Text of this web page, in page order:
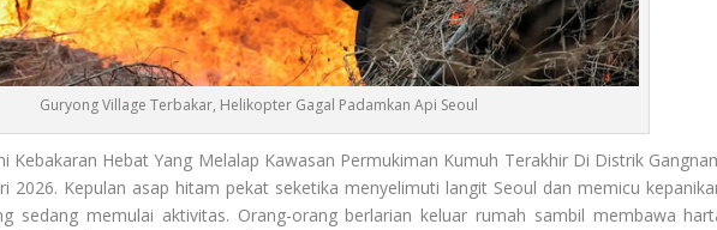
Guryong Village Terbakar, Helikopter Gagal Padamkan Api Seoul
Kebakaran Hebat Yang Melalap Kawasan Permukiman Kumuh Terakhir Di Distrik
2026. Kepulan asap hitam pekat seketika menyelimuti langit Seoul dan memicu
sedang memulai aktivitas. Orang-orang berlarian keluar rumah sambil membawa